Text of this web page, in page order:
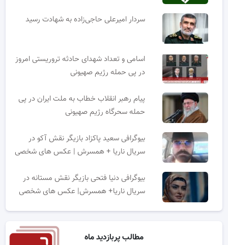
سردار امیرعلی حاجی‌زاده به شهادت رسید
اسامی و تعداد شهدای حادثه تروریستی امروز
در پی حمله رژیم صهیونی
پیام رهبر انقلاب خطاب به ملت ایران در پی
حمله سحرگاه رژیم صهیونی
بیوگرافی سعید پاکزاد بازیگر نقش آکو در
سریال ناریا + همسرش | عکس های شخصی
بیوگرافی دنیا فتحی بازیگر نقش مستانه در
سریال ناریا+ همسرش| عکس های شخصی
مطالب پربازدید ماه